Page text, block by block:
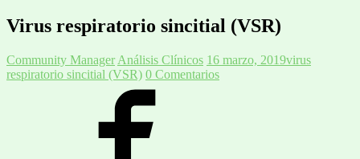
Virus respiratorio sincitial (VSR)
Community Manager Análisis Clínicos 16 marzo, 2019virus
respiratorio sincitial (VSR) 0 Comentarios